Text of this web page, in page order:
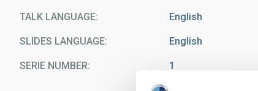
TALK LANGUAGE English
SLIDES LANGUAGE English
SERIE NUMBER 1